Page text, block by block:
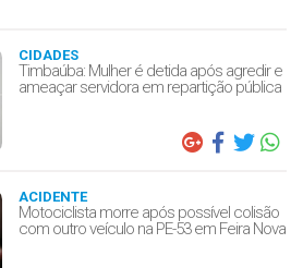
CIDADES
Timbaúba: Mulher é detida após agredir e
ameaçar servidora em repartição pública
ACIDENTE
Motociclista morre após possível colisão
com outro veículo na PE-53 em Feira Nova